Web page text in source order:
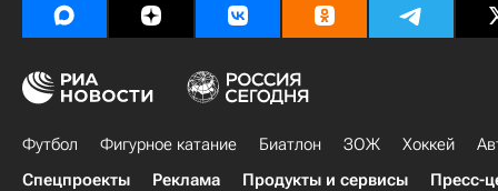
Футбол Фигурное катание Биатлон ЗОЖ Хоккей
Спецпроекты
Реклама Продукты и сервисы Пресс-